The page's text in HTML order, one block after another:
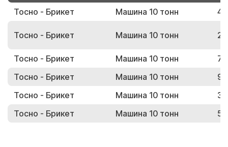
Тосно - Брикет Машина 10 тонн
Тосно - Брикет Машина 10 тонн
Тосно - Брикет Машина 10 тонн
Тосно - Брикет
Машина 10 тонн
Тосно - Брикет
Машина 10 тонн
Тосно - Брикет
Машина 10 тонн